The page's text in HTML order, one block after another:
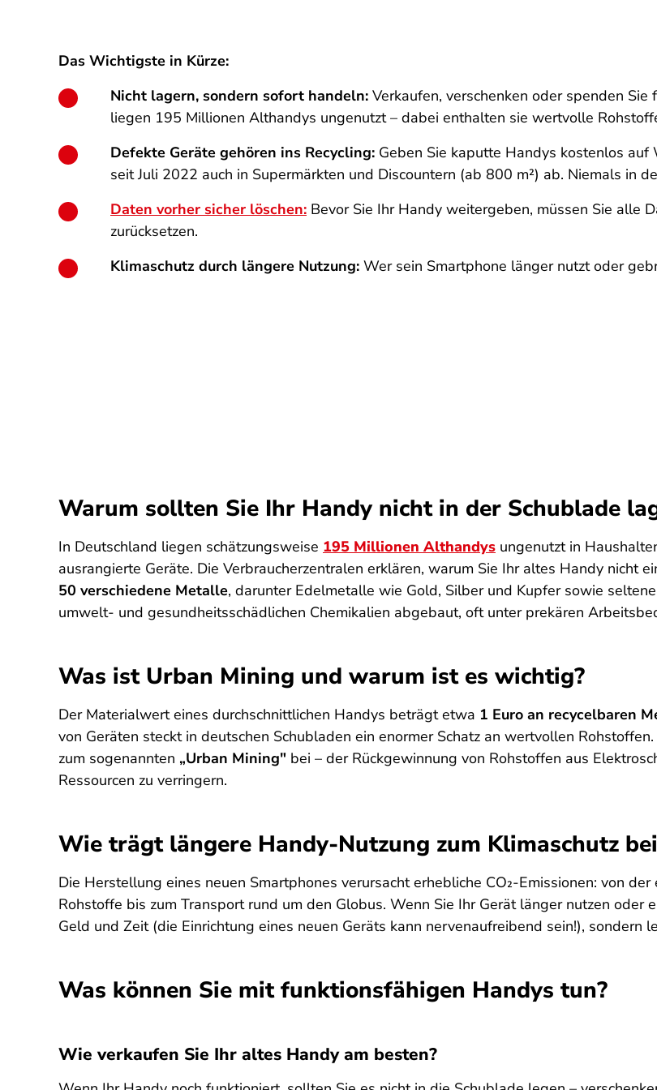
Das Wichtigste in Kürze:
Nicht lagern, sondern sofort handeln: Verkaufen, verschenken oder spenden
liegen 195 Millionen Althandys ungenutzt – dabei enthalten sie wertvolle
Defekte Geräte gehören ins Recycling: Geben Sie kaputte Handys kostenlos
seit Juli 2022 auch in Supermärkten und Discountern (ab 800 m²) ab. Niemals in
Daten vorher sicher löschen: Bevor Sie Ihr Handy weitergeben, müssen Sie alle
zurücksetzen.
Klimaschutz durch längere Nutzung: Wer sein Smartphone länger nutzt oder
Warum sollten Sie Ihr Handy nicht in der Schublade
In Deutschland liegen schätzungsweise 195 Millionen Althandys ungenutzt in
ausrangierte Geräte. Die Verbraucherzentralen erklären, warum Sie Ihr altes Handy nicht
50 verschiedene Metalle, darunter Edelmetalle wie Gold, Silber und Kupfer sowie
umwelt- und gesundheitsschädlichen Chemikalien abgebaut, oft unter prekären
Was ist Urban Mining und warum ist es wichtig?
Der Materialwert eines durchschnittlichen Handys beträgt etwa 1 Euro an recycelbaren
von Geräten steckt in deutschen Schubladen ein enormer Schatz an wertvollen
zum sogenannten „Urban Mining" bei – der Rückgewinnung von Rohstoffen aus
Ressourcen zu verringern.
Wie trägt längere Handy-Nutzung zum Klimaschutz
Die Herstellung eines neuen Smartphones verursacht erhebliche CO₂-Emissionen: von
Rohstoffe bis zum Transport rund um den Globus. Wenn Sie Ihr Gerät länger nutzen oder
Geld und Zeit (die Einrichtung eines neuen Geräts kann nervenaufreibend sein!), sondern
Was können Sie mit funktionsfähigen Handys tun?
Wie verkaufen Sie Ihr altes Handy am besten?